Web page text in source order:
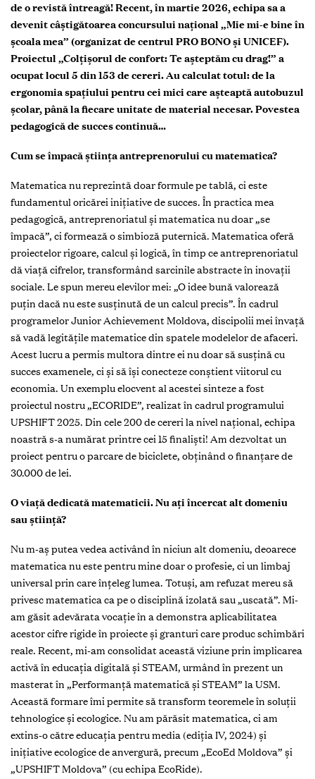
de o revistă întreagă! Recent, în martie 2026, echipa sa a
devenit câștigătoarea concursului național „Mie mi-e bine în
școala mea” (organizat de centrul PRO BONO și UNICEF).
Proiectul „Colțișorul de confort: Te așteptăm cu drag!” a
ocupat locul 5 din 153 de cereri. Au calculat totul: de la
ergonomia spațiului pentru cei mici care așteaptă autobuzul
școlar, până la fiecare unitate de material necesar. Povestea
pedagogică de succes continuă…
Cum se împacă știința antreprenorului cu matematica?
Matematica nu reprezintă doar formule pe tablă, ci este
fundamentul oricărei inițiative de succes. În practica mea
pedagogică, antreprenoriatul și matematica nu doar „se
împacă”, ci formează o simbioză puternică. Matematica oferă
proiectelor rigoare, calcul și logică, în timp ce antreprenoriatul
dă viață cifrelor, transformând sarcinile abstracte în inovații
sociale. Le spun mereu elevilor mei: „O idee bună valorează
puțin dacă nu este susținută de un calcul precis”. În cadrul
programelor Junior Achievement Moldova, discipolii mei învață
să vadă legitățile matematice din spatele modelelor de afaceri.
Acest lucru a permis multora dintre ei nu doar să susțină cu
succes examenele, ci și să își conecteze conștient viitorul cu
economia. Un exemplu elocvent al acestei sinteze a fost
proiectul nostru „ECORIDE”, realizat în cadrul programului
UPSHIFT 2025. Din cele 200 de cereri la nivel național, echipa
noastră s-a numărat printre cei 15 finaliști! Am dezvoltat un
proiect pentru o parcare de biciclete, obținând o finanțare de
30.000 de lei.
O viață dedicată matematicii. Nu ați încercat alt domeniu
sau știință?
Nu m-aș putea vedea activând în niciun alt domeniu, deoarece
matematica nu este pentru mine doar o profesie, ci un limbaj
universal prin care înțeleg lumea. Totuși, am refuzat mereu să
privesc matematica ca pe o disciplină izolată sau „uscată”. Mi-
am găsit adevărata vocație în a demonstra aplicabilitatea
acestor cifre rigide în proiecte și granturi care produc schimbări
reale. Recent, mi-am consolidat această viziune prin implicarea
activă în educația digitală și STEAM, urmând în prezent un
masterat în „Performanță matematică și STEAM” la USM.
Această formare îmi permite să transform teoremele în soluții
tehnologice și ecologice. Nu am părăsit matematica, ci am
extins-o către educația pentru media (ediția IV, 2024) și
inițiative ecologice de anvergură, precum „EcoEd Moldova” și
„UPSHIFT Moldova” (cu echipa EcoRide).